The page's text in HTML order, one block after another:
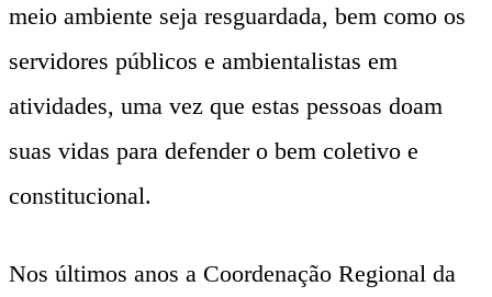
meio ambiente seja resguardada, bem como os
servidores públicos e ambientalistas em
atividades, uma vez que estas pessoas doam
suas vidas para defender o bem coletivo e
constitucional.
Nos últimos anos a Coordenação Regional da